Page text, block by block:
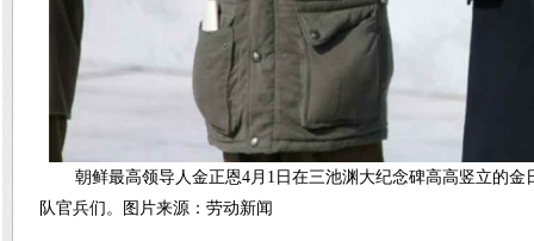
朝鲜最高领导人金正恩4月1日在三池渊大纪念碑高高竖立的
队官兵们。图片来源：劳动新闻